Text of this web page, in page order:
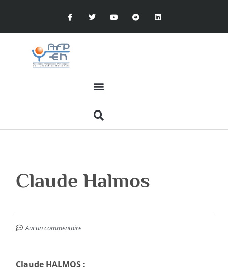
Claude Halmos
Aucun commentaire
Claude HALMOS :